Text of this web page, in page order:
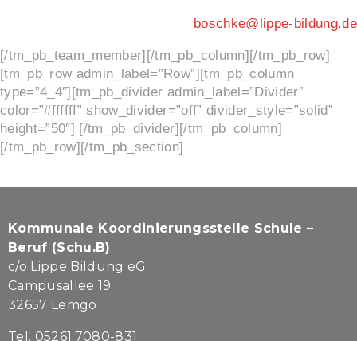
boschke@lippe-bildung.de
[/tm_pb_team_member][/tm_pb_column][/tm_pb_row]
[tm_pb_row admin_label=”Row”][tm_pb_column
type=”4_4″][tm_pb_divider admin_label=”Divider”
color=”#ffffff” show_divider=”off” divider_style=”solid”
height=”50″] [/tm_pb_divider][/tm_pb_column]
[/tm_pb_row][/tm_pb_section]
Kommunale Koordinierungsstelle Schule –
Beruf (Schu.B)
c/o Lippe Bildung eG
Campusallee 19
32657 Lemgo
Tel. 05261.7080-831